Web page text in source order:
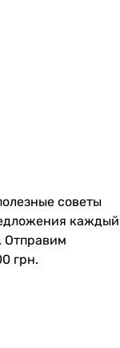
советы
каждый
Отправим
грн.